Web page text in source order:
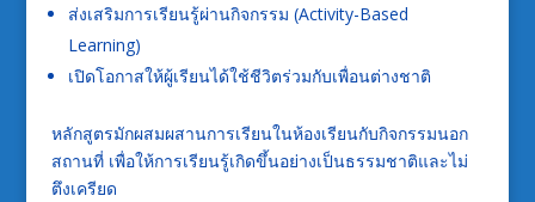
ส่งเสริมการเรียนรู้ผ่านกิจกรรม (Activity-Based
Learning)
เปิดโอกาสให้ผู้เรียนได้ใช้ชีวิตร่วมกับเพื่อนต่างชาติ
หลักสูตรมักผสมผสานการเรียนในห้องเรียนกับกิจกรรมนอก
สถานที่ เพื่อให้การเรียนรู้เกิดขึ้นอย่างเป็นธรรมชาติและไม่
ตึงเครียด